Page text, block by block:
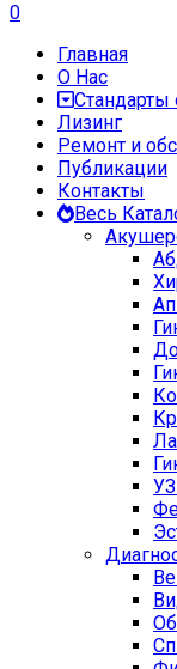
0
Главная
О Нас
Стандарты
Лизинг
Ремонт и
Публикации
Контакты
Весь